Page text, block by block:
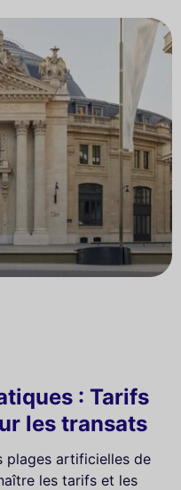
: Tarifs
les transats
plages artificielles de
les tarifs et les